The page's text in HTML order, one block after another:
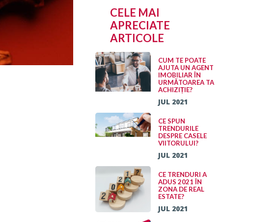
CELE MAI
APRECIATE
ARTICOLE
CUM TE POATE
AJUTA UN AGENT
IMOBILIAR ÎN
URMĂTOAREA TA
ACHIZIȚIE?
JUL 2021
CE SPUN
TRENDURILE
DESPRE CASELE
VIITORULUI?
JUL 2021
CE TRENDURI A
ADUS 2021 ÎN
ZONA DE REAL
ESTATE?
JUL 2021